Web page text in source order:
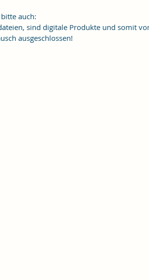
auch:
sind digitale Produkte und somit
ausgeschlossen!